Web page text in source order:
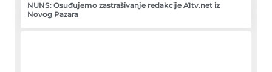
NUNS: Osuđujemo zastrašivanje redakcije A1tv.net iz
Novog Pazara